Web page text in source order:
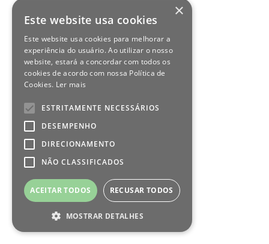
×
Este website usa cookies
Este website usa cookies para melhorar a
experiência do usuário. Ao utilizar o nosso
website, estará a concordar com todos os
cookies de acordo com nossa Política de
Cookies. Ler mais
ESTRITAMENTE NECESSÁRIOS
DESEMPENHO
DIRECIONAMENTO
NÃO CLASSIFICADOS
ACEITAR TODOS RECUSAR TODOS
MOSTRAR DETALHES